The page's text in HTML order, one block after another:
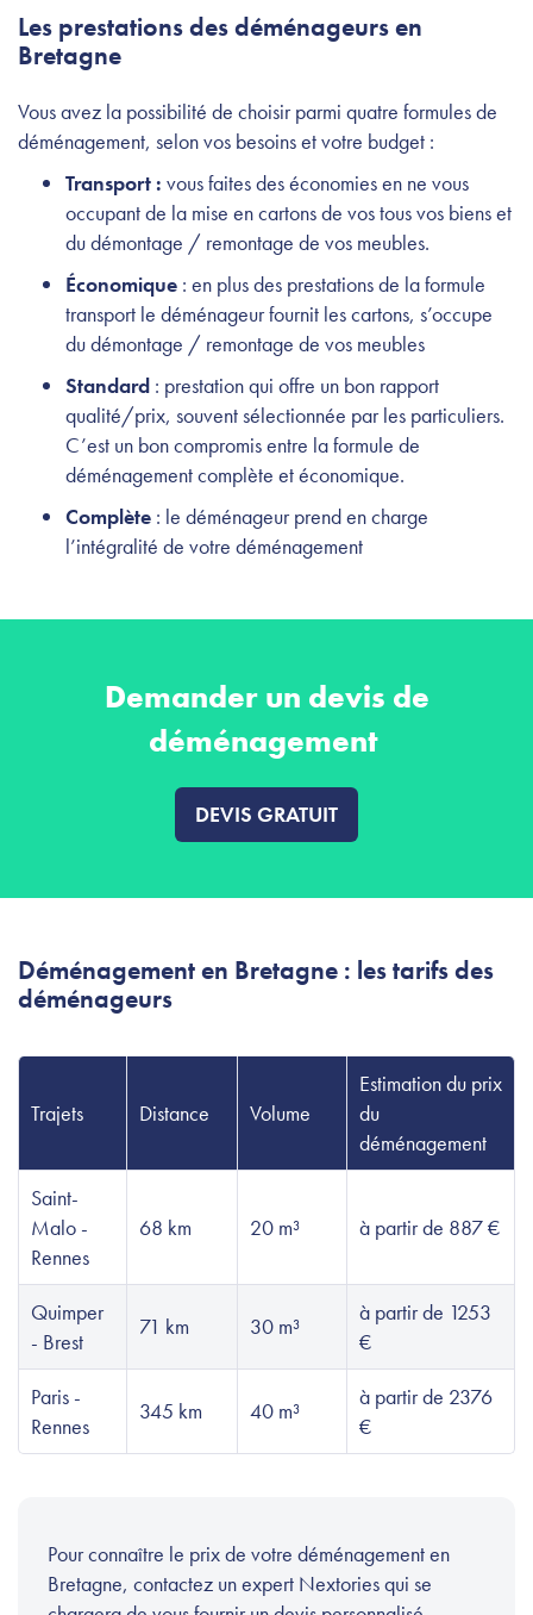
Les prestations des déménageurs en
Bretagne
Vous avez la possibilité de choisir parmi quatre formules de
déménagement, selon vos besoins et votre budget :
Transport : vous faites des économies en ne vous
occupant de la mise en cartons de vos tous vos biens et
du démontage / remontage de vos meubles.
Économique : en plus des prestations de la formule
transport le déménageur fournit les cartons, s’occupe
du démontage / remontage de vos meubles
Standard : prestation qui offre un bon rapport
qualité/prix, souvent sélectionnée par les particuliers.
C’est un bon compromis entre la formule de
déménagement complète et économique.
Complète : le déménageur prend en charge
l’intégralité de votre déménagement
Demander un devis de
déménagement
DEVIS GRATUIT
Déménagement en Bretagne : les tarifs des
déménageurs
Trajets Distance Volume
Estimation du prix
du
déménagement
Saint-
Malo -
Rennes
68 km 20 m³ à partir de 887 €
Quimper
- Brest
71 km 30 m³
à partir de 1253
€
Paris -
Rennes
345 km 40 m³
à partir de 2376
€
Pour connaître le prix de votre déménagement en
Bretagne, contactez un expert Nextories qui se